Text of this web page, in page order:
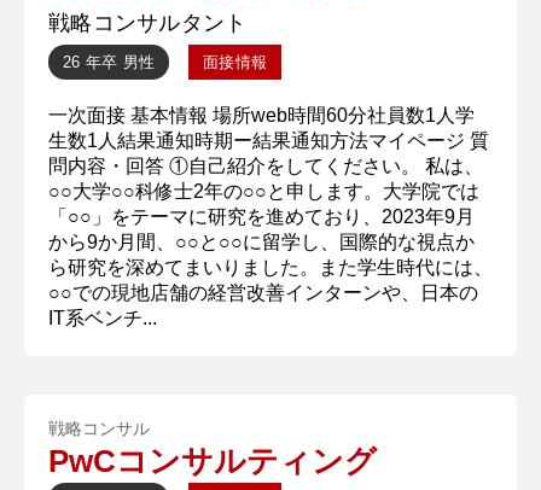
戦略コンサルタント
26 年卒 男性 面接情報
一次面接 基本情報 場所web時間60分社員数1人学
生数1人結果通知時期ー結果通知方法マイページ 質
問内容・回答 ①自己紹介をしてください。 私は、
○○大学○○科修士2年の○○と申します。大学院では
「○○」をテーマに研究を進めており、2023年9月
から9か月間、○○と○○に留学し、国際的な視点か
ら研究を深めてまいりました。また学生時代には、
○○での現地店舗の経営改善インターンや、日本の
IT系ベンチ...
戦略コンサル
PwCコンサルティング